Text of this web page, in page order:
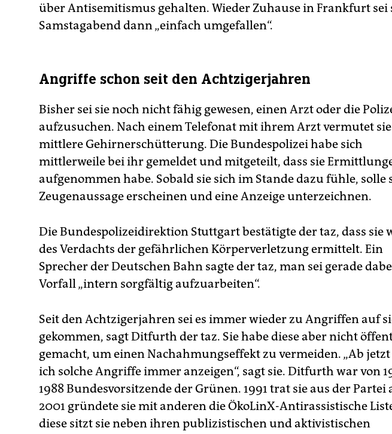
über Antisemitismus gehalten. Wieder Zuhause in Frankfurt sei
Samstagabend dann „einfach umgefallen“.
Angriffe schon seit den Achtzigerjahren
Bisher sei sie noch nicht fähig gewesen, einen Arzt oder die
aufzusuchen. Nach einem Telefonat mit ihrem Arzt vermutet
mittlere Gehirnerschütterung. Die Bundespolizei habe sich
mittlerweile bei ihr gemeldet und mitgeteilt, dass sie
aufgenommen habe. Sobald sie sich im Stande dazu fühle, solle
Zeugenaussage erscheinen und eine Anzeige unterzeichnen.
Die Bundespolizeidirektion Stuttgart bestätigte der taz, dass sie
des Verdachts der gefährlichen Körperverletzung ermittelt. Ein
Sprecher der Deutschen Bahn sagte der taz, man sei gerade
Vorfall „intern sorgfältig aufzuarbeiten“.
Seit den Achtzigerjahren sei es immer wieder zu Angriffen auf
gekommen, sagt Ditfurth der taz. Sie habe diese aber nicht
gemacht, um einen Nachahmungseffekt zu vermeiden. „Ab
ich solche Angriffe immer anzeigen“, sagt sie. Ditfurth war von
1988 Bundesvorsitzende der Grünen. 1991 trat sie aus der Partei
2001 gründete sie mit anderen die ÖkoLinX-Antirassistische
diese sitzt sie neben ihren publizistischen und aktivistischen